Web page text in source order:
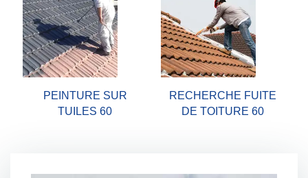
PEINTURE SUR
TUILES 60
RECHERCHE FUITE
DE TOITURE 60